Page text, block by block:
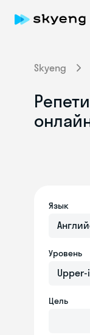
Skyeng
Язык
Уровень
Upper-
Цель